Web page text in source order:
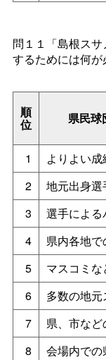
問１１「島根ス
するためには何が
順
位 県民球
1
よりよい
2
地元出身選
3
選手によ
4
県内各地
5
マスコミな
6
多数の地
7
県、市な
8
会場内で